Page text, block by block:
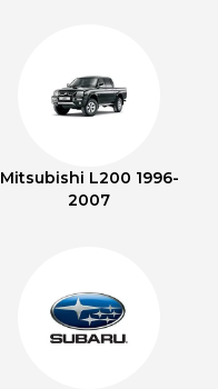
Mitsubishi L200 1996-
2007